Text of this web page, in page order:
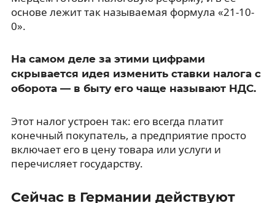
основе лежит так называемая формула «21-10-
0».
На самом деле за этими цифрами
скрывается идея изменить ставки налога с
оборота — в быту его чаще называют НДС.
Этот налог устроен так: его всегда платит
конечный покупатель, а предприятие просто
включает его в цену товара или услуги и
перечисляет государству.
Сейчас в Германии действуют